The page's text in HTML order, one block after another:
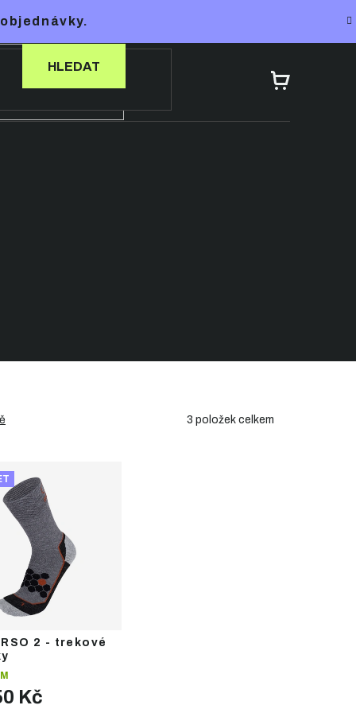
HLEDAT
NÁKUPNÍ
3 položek celkem
2 - trekové
Kč